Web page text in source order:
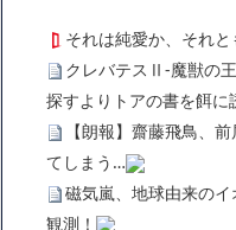
それは純愛か、それ
クレバテスⅡ-魔獣の
探すよりトアの書を餌に
【朗報】齋藤飛鳥、
てしまう…
磁気嵐、地球由来の
観測！